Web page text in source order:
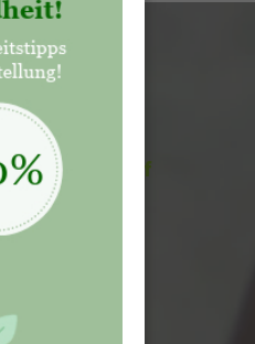
und Beruf